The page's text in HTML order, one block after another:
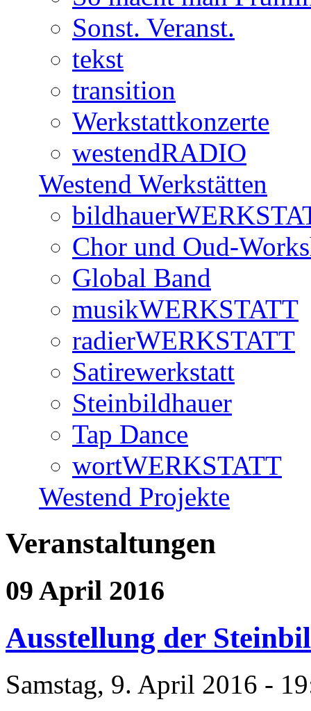
Sonst. Veranst.
tekst
transition
Werkstattkonzerte
westendRADIO
Westend Werkstätten
Chor und Oud-
Global Band
musikWERKSTATT
radierWERKSTATT
Satirewerkstatt
Steinbildhauer
Tap Dance
wortWERKSTATT
Westend Projekte
Veranstaltungen
09 April 2016
Ausstellung der
Samstag, 9. April 2016 -